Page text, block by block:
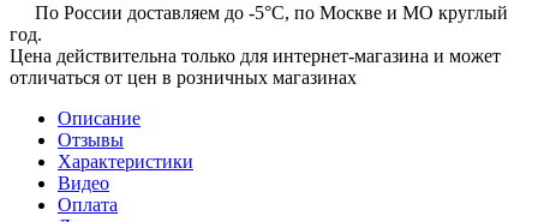
По России доставляем до -5°C, по Москве и МО круглый
год.
Цена действительна только для интернет-магазина и может
отличаться от цен в розничных магазинах
Описание
Отзывы
Характеристики
Видео
Оплата